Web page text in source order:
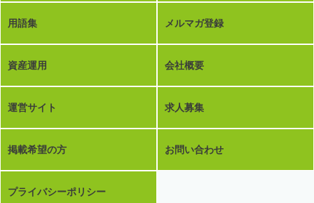
用語集 メルマガ登録
資産運用 会社概要
運営サイト 求人募集
掲載希望の方 お問い合わせ
プライバシーポリシー